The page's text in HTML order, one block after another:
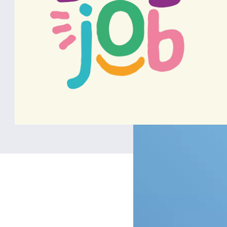
La recherche sur la
technologiques
(observation et
(transfert de